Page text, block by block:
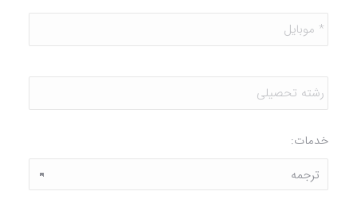
*
موبایل *
رشته
تحصیلی
خدمات: